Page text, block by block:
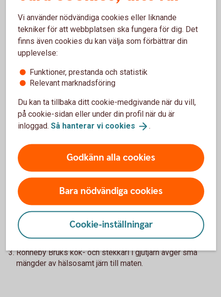
En produkt att ha med sig genom hela livet
Vi går vidare i lokalerna och Martin berättar att godset köps
från Kina och Frankrike då kunskapen och kompetensen
kring gjutning finns där. Men montering, svarvning och
slutfinish, bland annat den viktiga instekningen, görs i
Kallinge. När vi går runt i produktionen ser vi hur handtag
fästs, pannorna åker in och ut ur ugnar och hur undersidorna
svarvas för att få en konkav form. Vi snappar upp tre viktiga
saker om gjutjärnsprodukterna;
Gjutjärn är 100 % återvinningsbart.
De håller en hel livstid.
Ronneby Bruks kok- och stekkärl i gjutjärn avger små
mängder av hälsosamt järn till maten.
Vi använder nödvändiga cookies eller liknande
tekniker för att webbplatsen ska fungera för dig. Det
finns även cookies du kan välja som förbättrar din
upplevelse:
Funktioner, prestanda och statistik
Relevant marknadsföring
Du kan ta tillbaka ditt cookie-medgivande när du vill,
på cookie-sidan eller under din profil när du är
inloggad. Så hanterar vi cookies .
Godkänn alla cookies
Bara nödvändiga cookies
Cookie-inställningar